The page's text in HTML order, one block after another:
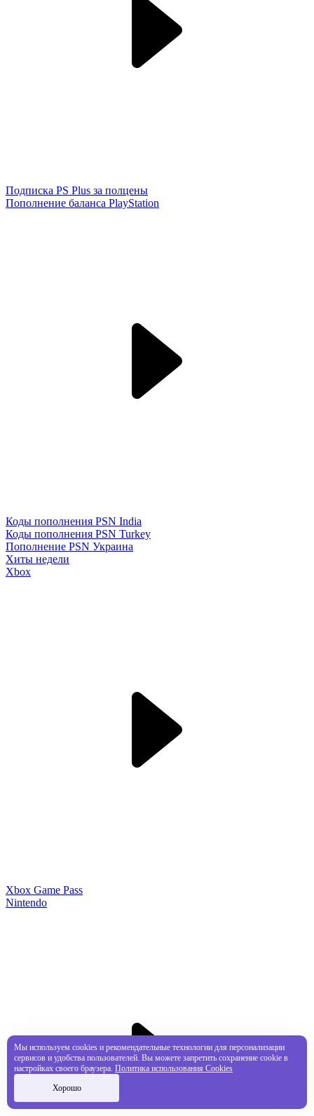
Подписка PS Plus за полцены
Пополнение баланса PlayStation
Коды пополнения PSN India
Коды пополнения PSN Turkey
Пополнение PSN Украина
Хиты недели
Xbox
Xbox Game Pass
Nintendo
Мы используем cookies и рекомендательные технологии для персонализации
сервисов и удобства пользователей. Вы можете запретить сохранение cookie в
настройках своего браузера. Политика использования Cookies
Хорошо